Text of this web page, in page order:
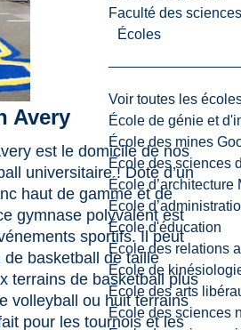
Faculté des
Écoles
Voir toutes les
École de génie et
École des mines
École des sciences
École d’architecture
École
École d'éducation
École des relations
École de
École des arts
École des sciences
Avery
est le domicile de nos
universitaire ! Doté d’un
haut de gamme et de
gymnase polyvalent est
sportifs. Il peut
basketball de taille
terrains de basketball plus
volleyball ou huit terrains
pour les tournois et les